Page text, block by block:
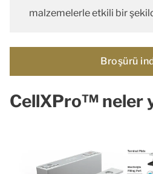
malzemelerle etkili bir
Broşürü
CellXPro™ neler